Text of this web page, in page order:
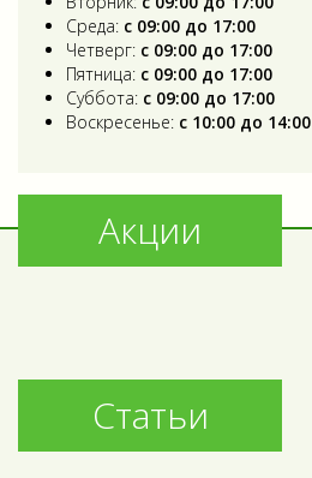
Среда: с 09:00 до 17:00
Четверг: с 09:00 до 17:00
Пятница: с 09:00 до 17:00
Суббота: с 09:00 до 17:00
Воскресенье: с 10:00 до 14:00
Акции
Статьи